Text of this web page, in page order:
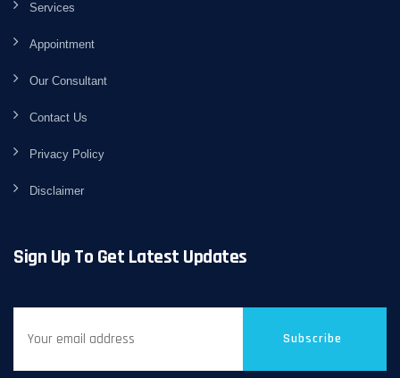
Services
Appointment
Our Consultant
Contact Us
Privacy Policy
Disclaimer
Sign Up To Get Latest Updates
Subscribe